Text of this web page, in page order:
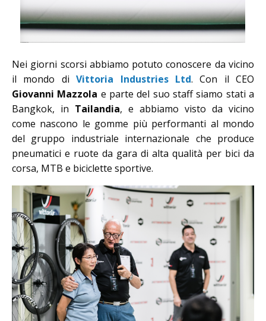
Nei giorni scorsi abbiamo potuto conoscere da vicino
il mondo diVittoria Industries Ltd. Con il CEO
Giovanni Mazzola e parte del suo staff siamo stati a
Bangkok, in Tailandia, e abbiamo visto da vicino
come nascono le gomme più performanti al mondo
del gruppo industriale internazionale che produce
pneumatici e ruote da gara di alta qualità per bici da
corsa, MTB e biciclette sportive.